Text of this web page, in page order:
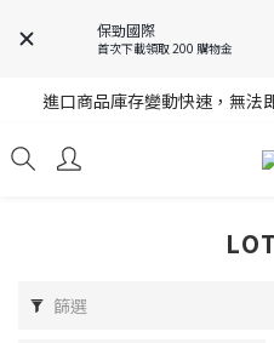
保勁國際
首次下載領取 200 購物金
註冊就送購物金，
註冊就送購物金，
進口商品庫存變動快速，無法
註冊就送購物金，
篩選